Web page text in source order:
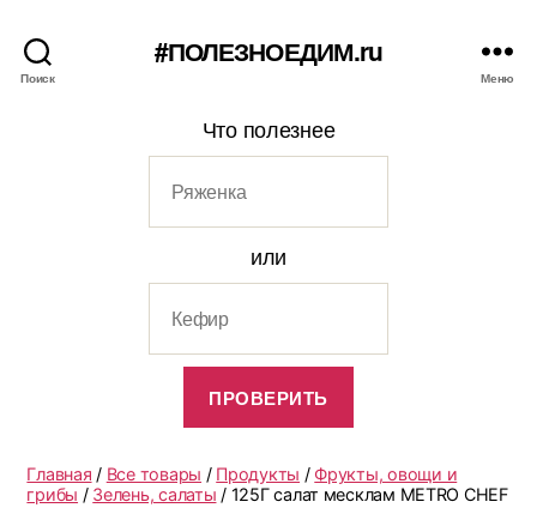
Поиск
#ПОЛЕЗНОЕДИМ.ru
Меню
Что полезнее
или
Главная / Все товары / Продукты / Фрукты, овощи и
грибы / Зелень, салаты / 125Г салат месклам METRO CHEF